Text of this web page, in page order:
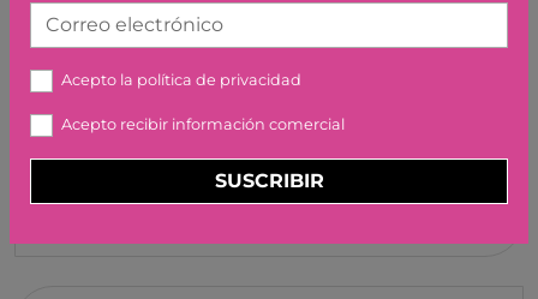
TRAVEL CAYRO
15,90 €
Correo electrónico
Acepto la política de privacidad
Acepto recibir información comercial
SUSCRIBIR